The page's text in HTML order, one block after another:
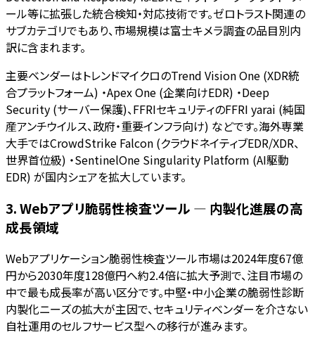
ール等に拡張した統合検知・対応技術です。ゼロトラスト関連の
サブカテゴリでもあり、市場規模は富士キメラ調査の品目別内
訳に含まれます。
主要ベンダーはトレンドマイクロのTrend Vision One (XDR統
合プラットフォーム) ・Apex One (企業向けEDR) ・Deep
Security (サーバー保護)、FFRIセキュリティのFFRI yarai (純国
産アンチウイルス、政府・重要インフラ向け) などです。海外専業
大手ではCrowdStrike Falcon (クラウドネイティブEDR/XDR、
世界首位級) ・SentinelOne Singularity Platform (AI駆動
EDR) が国内シェアを拡大しています。
3. Webアプリ脆弱性検査ツール — 内製化進展の高
成長領域
Webアプリケーション脆弱性検査ツール市場は2024年度67億
円から2030年度128億円へ約2.4倍に拡大予測で、注目市場の
中で最も成長率が高い区分です。中堅・中小企業の脆弱性診断
内製化ニーズの拡大が主因で、セキュリティベンダーを介さない
自社運用のセルフサービス型への移行が進みます。